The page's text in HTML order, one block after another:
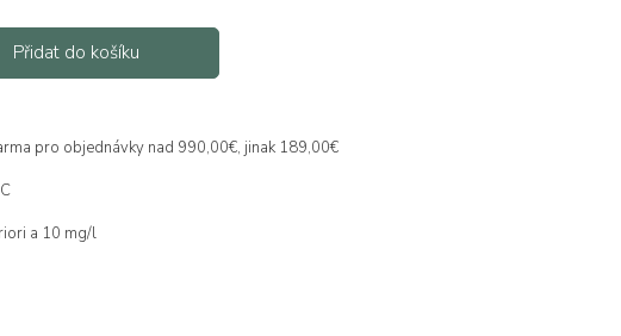
Přidat do košíku
pro objednávky nad 990,00€, jinak 189,00€
a 10 mg/l